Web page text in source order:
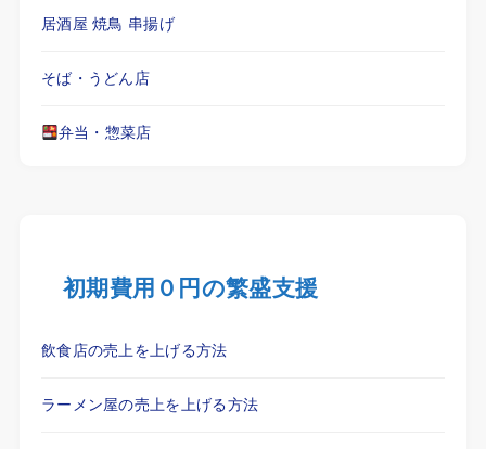
居酒屋 焼鳥 串揚げ
そば・うどん店
弁当・惣菜店
初期費用０円の繁盛支援
飲食店の売上を上げる方法
ラーメン屋の売上を上げる方法